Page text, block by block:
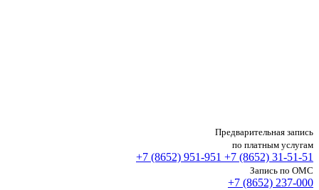
Предварительная запись
по платным услугам
+7 (8652) 951-951 +7 (8652) 31-51-51
Запись по ОМС
+7 (8652) 237-000